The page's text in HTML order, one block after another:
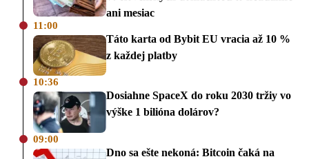
ani mesiac
11:00
Táto karta od Bybit EU vracia až 10 %
z každej platby
10:36
Dosiahne SpaceX do roku 2030 tržiy vo
výške 1 bilióna dolárov?
09:00
Dno sa ešte nekoná: Bitcoin čaká na